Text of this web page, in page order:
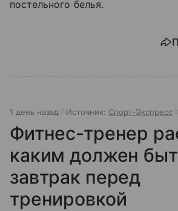
постельного белья.
1 день назад Источник: Спорт-Экспресс
Фитнес-тренер
каким должен
завтрак перед
тренировкой